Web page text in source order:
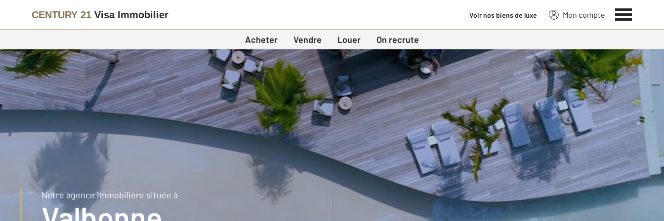
CENTURY 21 Visa Immobilier Voir nos biens de luxe Mon compte
Acheter Vendre Louer On recrute
Notre agence immobilière située à